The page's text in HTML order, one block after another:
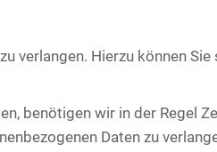
verlangen. Hierzu können
benötigen wir in der Regel
Daten zu